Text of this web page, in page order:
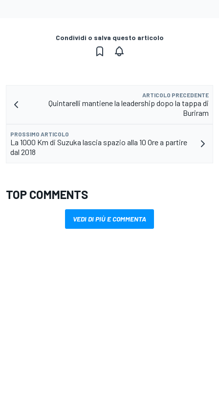
Condividi o salva questo articolo
ARTICOLO PRECEDENTE
Quintarelli mantiene la leadership dopo la tappa di
Buriram
PROSSIMO ARTICOLO
La 1000 Km di Suzuka lascia spazio alla 10 Ore a partire
dal 2018
TOP COMMENTS
VEDI DI PIÙ E COMMENTA